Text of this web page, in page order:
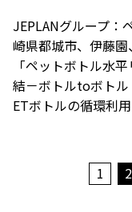
JEPLANグループ：
崎県都城市、伊藤
「ペットボトル水
結－ボトルtoボト
ETボトルの循環利
1 2